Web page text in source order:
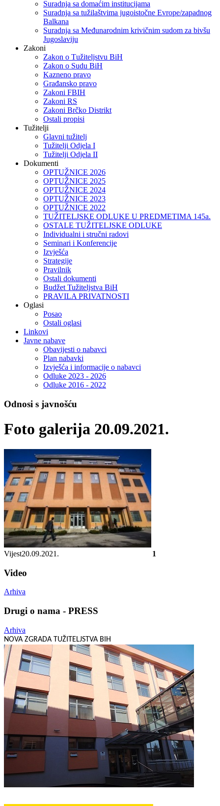
Suradnja sa domaćim institucijama
Suradnja sa tužilaštvima jugoistočne Evrope/zapadnog
Balkana
Suradnja sa Međunarodnim krivičnim sudom za bivšu
Jugoslaviju
Zakoni
Zakon o Тužiteljstvu BiH
Zakon o Sudu BiH
Kazneno pravo
Građansko pravo
Zakoni FBIH
Zakoni RS
Zakoni Brčko Distrikt
Ostali propisi
Tužitelji
Glavni tužitelj
Tužitelji Odjela I
Tužitelji Odjela II
Dokumenti
OPTUŽNICE 2026
OPTUŽNICE 2025
OPTUŽNICE 2024
OPTUŽNICE 2023
OPTUŽNICE 2022
TUŽITELJSKE ODLUKE U PREDMETIMA 145a.
OSTALE TUŽITELJSKE ODLUKE
Individualni i stručni radovi
Seminari i Konferencije
Izvješća
Strategije
Pravilnik
Ostali dokumenti
Budžet Tužiteljstva BiH
PRAVILA PRIVATNOSTI
Oglasi
Posao
Ostali oglasi
Linkovi
Javne nabave
Obavijesti o nabavci
Plan nabavki
Izvješća i informacije o nabavci
Odluke 2023 - 2026
Odluke 2016 - 2022
Odnosi s javnošću
Foto galerija 20.09.2021.
Vijest20.09.2021. 1
Video
Arhiva
Drugi o nama - PRESS
Arhiva
NOVA ZGRADA TUŽITELJSTVA BIH